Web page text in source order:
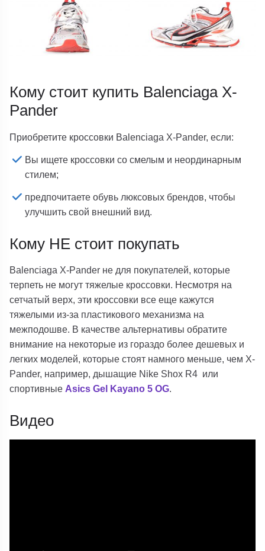
Кому стоит купить Balenciaga X-
Pander
Приобретите кроссовки Balenciaga X-Pander, если:
Вы ищете кроссовки со смелым и неординарным
стилем;
предпочитаете обувь люксовых брендов, чтобы
улучшить свой внешний вид.
Кому НЕ стоит покупать
Balenciaga X-Pander не для покупателей, которые
терпеть не могут тяжелые кроссовки. Несмотря на
сетчатый верх, эти кроссовки все еще кажутся
тяжелыми из-за пластикового механизма на
межподошве. В качестве альтернативы обратите
внимание на некоторые из гораздо более дешевых и
легких моделей, которые стоят намного меньше, чем X-
Pander, например, дышащие Nike Shox R4 или
спортивные Asics Gel Kayano 5 OG.
Видео